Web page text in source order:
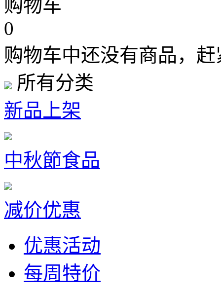
购物车
0
购物车中还没有商品，
所有分类
新品上架
中秋節食品
减价优惠
优惠活动
每周特价